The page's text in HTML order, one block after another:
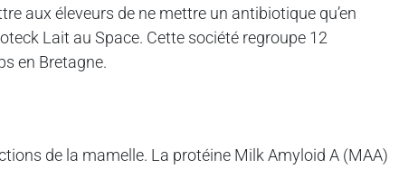
aux éleveurs de ne mettre un antibiotique qu’en
Lait au Space. Cette société regroupe 12
en Bretagne.
de la mamelle. La protéine Milk Amyloid A (MAA)